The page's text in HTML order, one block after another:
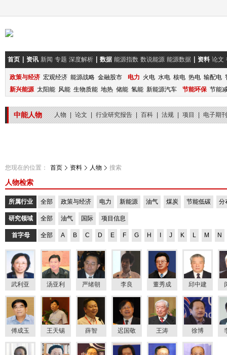
首页 资讯 新闻 专题 深度解析 数据 能源指数 数说能源 能源数据 资料 论文
政策与经济 宏观经济 能源战略 金融股市 电力 火电 水电 核电 热电 输配电
新兴能源 太阳能 风能 生物质能 地热 储能 氢能 新能源汽车 节能环保 节能
中能人物 人物 | 论文 | 行业研究报告 | 百科 | 法规 | 项目 | 电子期刊
您现在的位置： 首页 资料 人物 搜索
人物检索
所属行业 全部 政策与经济 电力 新能源 油气 煤炭 节能低碳 分
研究领域 全部 油气 国际 项目信息
首字母 全部 A B C D E F G H J K L M N
武利亚 汤亚利 严绪朝 李良 董秀成 邱中建
傅成玉 王天锡 薛智 迟国敬 王涛 徐博